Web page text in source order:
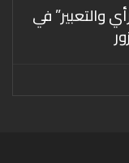
والتعبير” في